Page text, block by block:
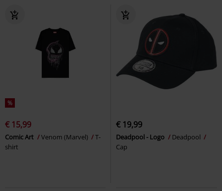
%
€ 15,99
Comic Art Venom (Marvel)
T-
shirt
€ 19,99
Deadpool - Logo
Deadpool
Cap